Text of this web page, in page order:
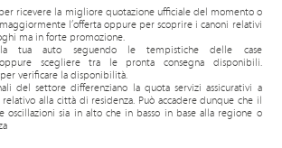
ricevere la migliore quotazione ufficiale del momento o
l’offerta oppure per scoprire i canoni relativi
ma in forte promozione.
tua auto seguendo le tempistiche delle case
oppure scegliere tra le pronta consegna disponibili.
verificare la disponibilità.
del settore differenziano la quota servizi assicurativi a
alla città di residenza. Può accadere dunque che il
oscillazioni sia in alto che in basso in base alla regione o